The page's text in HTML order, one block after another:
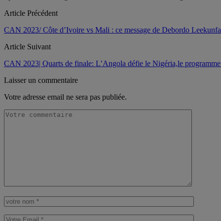
Article Précédent
CAN 2023/ Côte d’Ivoire vs Mali : ce message de Debordo
Article Suivant
CAN 2023| Quarts de finale: L’Angola défie le Nigéria,le
Laisser un commentaire
Votre adresse email ne sera pas publiée.